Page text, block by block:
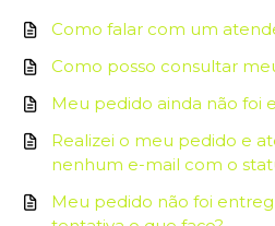
Como falar com um
Como posso consultar
Meu pedido ainda não foi
Realizei o meu pedido e
nenhum e-mail com o
Meu pedido não foi